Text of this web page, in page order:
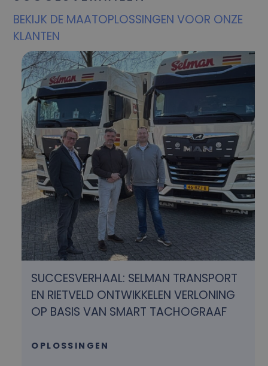
BEKIJK DE MAATOPLOSSINGEN VOOR ONZE
KLANTEN
SUCCESVERHAAL: SELMAN TRANSPORT
EN RIETVELD ONTWIKKELEN VERLONING
OP BASIS VAN SMART TACHOGRAAF
OPLOSSINGEN